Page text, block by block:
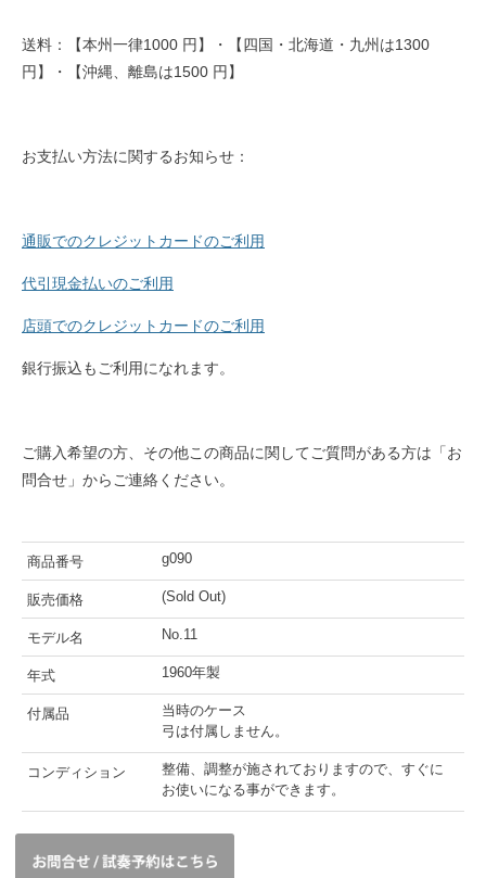
送料：【本州一律1000 円】・【四国・北海道・九州は1300
円】・【沖縄、離島は1500 円】
お支払い方法に関するお知らせ：
通販でのクレジットカードのご利用
代引現金払いのご利用
店頭でのクレジットカードのご利用
銀行振込もご利用になれます。
ご購入希望の方、その他この商品に関してご質問がある方は「お
問合せ」からご連絡ください。
商品番号 g090
販売価格 (Sold Out)
モデル名 No.11
年式 1960年製
付属品
当時のケース
弓は付属しません。
コンディション
整備、調整が施されておりますので、すぐに
お使いになる事ができます。